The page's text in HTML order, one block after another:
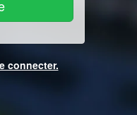
connecter.